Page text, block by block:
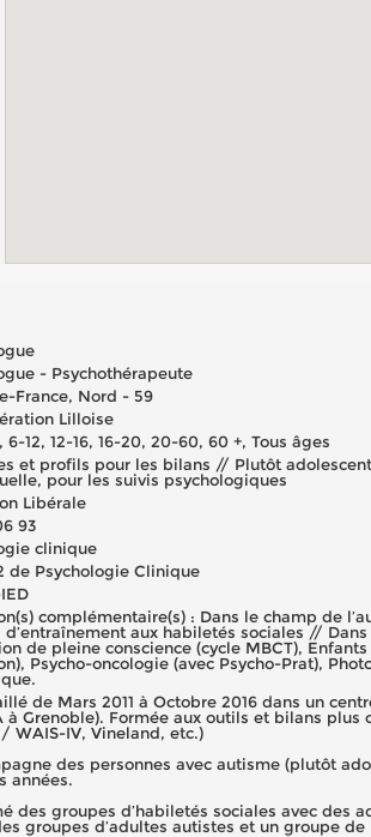
- Psychothérapeute
France, Nord - 59
Lilloise
12, 12-16, 16-20, 20-60, 60 +, Tous âges
et profils pour les bilans // Plutôt
pour les suivis psychologiques
Libérale
93
clinique
de Psychologie Clinique
complémentaire(s) : Dans le champ de
d’entraînement aux habiletés sociales //
de pleine conscience (cycle MBCT),
Psycho-oncologie (avec Psycho-Prat),
de Mars 2011 à Octobre 2016 dans un
à Grenoble). Formée aux outils et bilans plus
WAIS-IV, Vineland, etc.)
des personnes avec autisme (plutôt
années.
des groupes d’habiletés sociales avec des
groupes d’adultes autistes et un groupe de